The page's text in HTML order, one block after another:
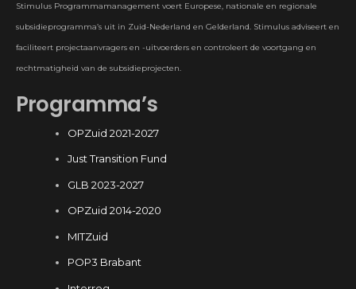
Stimulus Programmamanagement voert Europese, nationale en regionale
subsidieprogramma’s uit in Zuid-Nederland en Gelderland. Stimulus adviseert en
faciliteert projectaanvragers en -uitvoerders en controleert de voortgang en
rechtmatigheid van de subsidieprojecten.
Programma’s
OPZuid 2021-2027
Just Transition Fund
GLB 2023-2027
OPZuid 2014-2020
MITZuid
POP3 Brabant